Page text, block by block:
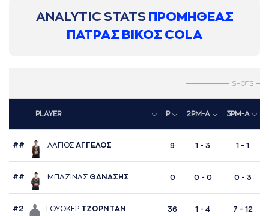
ANALYTIC STATS ΠΡΟΜΗΘΕΑΣ
ΠΑΤΡΑΣ ΒΙΚΟΣ COLA
SHOTS
PLAYER P 2PM-A 3PM-A
## ΛAΓΙΟΣ AΓΓΕΛΟΣ 9 1 - 3 1 - 1
## ΜΠAΖΙΝAΣ ΘAΝAΣΗΣ 0 0 - 0 0 - 3
#2 ΓΟΥΟΚΕΡ ΤΖΟΡΝΤAΝ 36 1 - 4 7 - 12